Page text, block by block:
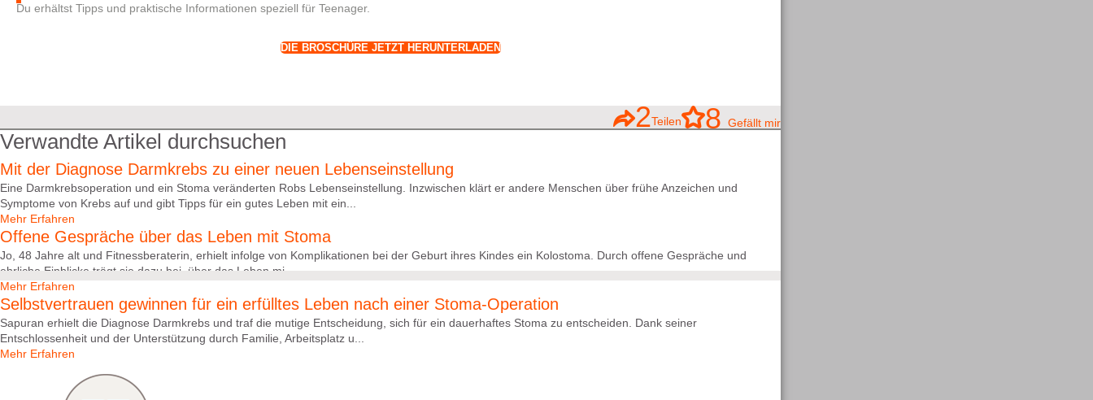
Du erhältst Tipps und praktische Informationen speziell für Teenager.
DIE BROSCHÜRE JETZT HERUNTERLADEN
2Teilen 8 Gefällt mir
Verwandte Artikel durchsuchen
Mit der Diagnose Darmkrebs zu einer neuen Lebenseinstellung
Eine Darmkrebsoperation und ein Stoma veränderten Robs Lebenseinstellung. Inzwischen klärt er andere Menschen über frühe Anzeichen und
Symptome von Krebs auf und gibt Tipps für ein gutes Leben mit ein...
Mehr Erfahren
Offene Gespräche über das Leben mit Stoma
Jo, 48 Jahre alt und Fitnessberaterin, erhielt infolge von Komplikationen bei der Geburt ihres Kindes ein Kolostoma. Durch offene Gespräche und
ehrliche Einblicke trägt sie dazu bei, über das Leben mi...
Mehr Erfahren
Selbstvertrauen gewinnen für ein erfülltes Leben nach einer Stoma-Operation
Sapuran erhielt die Diagnose Darmkrebs und traf die mutige Entscheidung, sich für ein dauerhaftes Stoma zu entscheiden. Dank seiner
Entschlossenheit und der Unterstützung durch Familie, Arbeitsplatz u...
Mehr Erfahren